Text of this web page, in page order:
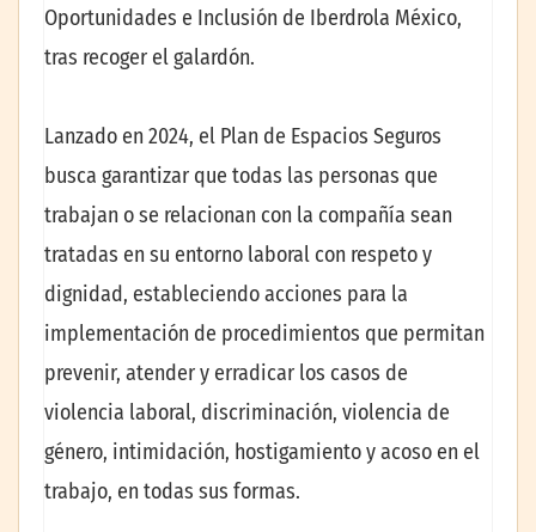
Oportunidades e Inclusión de Iberdrola México,
tras recoger el galardón.
Lanzado en 2024, el Plan de Espacios Seguros
busca garantizar que todas las personas que
trabajan o se relacionan con la compañía sean
tratadas en su entorno laboral con respeto y
dignidad, estableciendo acciones para la
implementación de procedimientos que permitan
prevenir, atender y erradicar los casos de
violencia laboral, discriminación, violencia de
género, intimidación, hostigamiento y acoso en el
trabajo, en todas sus formas.